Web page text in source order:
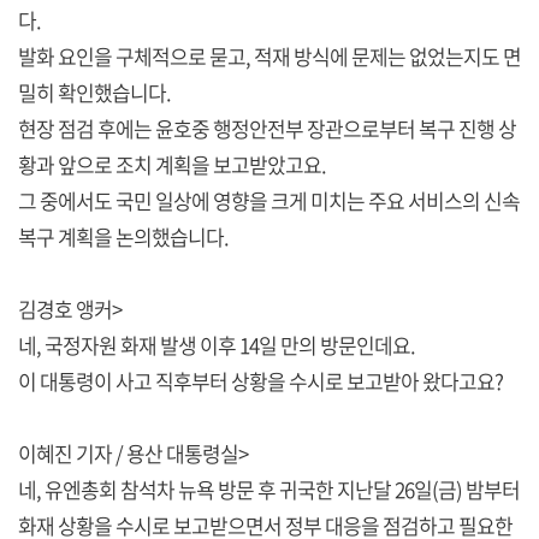
다.
발화 요인을 구체적으로 묻고, 적재 방식에 문제는 없었는지도 면
밀히 확인했습니다.
현장 점검 후에는 윤호중 행정안전부 장관으로부터 복구 진행 상
황과 앞으로 조치 계획을 보고받았고요.
그 중에서도 국민 일상에 영향을 크게 미치는 주요 서비스의 신속
복구 계획을 논의했습니다.
김경호 앵커>
네, 국정자원 화재 발생 이후 14일 만의 방문인데요.
이 대통령이 사고 직후부터 상황을 수시로 보고받아 왔다고요?
이혜진 기자 / 용산 대통령실>
네, 유엔총회 참석차 뉴욕 방문 후 귀국한 지난달 26일(금) 밤부터
화재 상황을 수시로 보고받으면서 정부 대응을 점검하고 필요한